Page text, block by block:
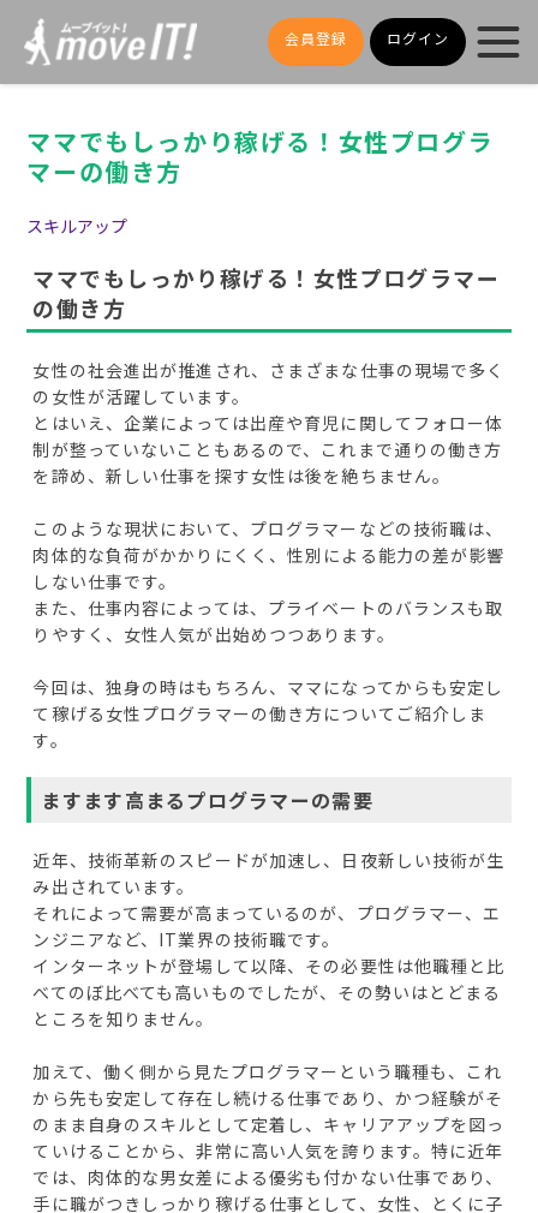
会員登録 ログイン
ママでもしっかり稼げる！女性プログラ
マーの働き方
スキルアップ
ママでもしっかり稼げる！女性プログラマー
の働き方
女性の社会進出が推進され、さまざまな仕事の現場で多く
の女性が活躍しています。
とはいえ、企業によっては出産や育児に関してフォロー体
制が整っていないこともあるので、これまで通りの働き方
を諦め、新しい仕事を探す女性は後を絶ちません。
このような現状において、プログラマーなどの技術職は、
肉体的な負荷がかかりにくく、性別による能力の差が影響
しない仕事です。
また、仕事内容によっては、プライベートのバランスも取
りやすく、女性人気が出始めつつあります。
今回は、独身の時はもちろん、ママになってからも安定し
て稼げる女性プログラマーの働き方についてご紹介しま
す。
ますます高まるプログラマーの需要
近年、技術革新のスピードが加速し、日夜新しい技術が生
み出されています。
それによって需要が高まっているのが、プログラマー、エ
ンジニアなど、IT業界の技術職です。
インターネットが登場して以降、その必要性は他職種と比
べてのぼ比べても高いものでしたが、その勢いはとどまる
ところを知りません。
加えて、働く側から見たプログラマーという職種も、これ
から先も安定して存在し続ける仕事であり、かつ経験がそ
のまま自身のスキルとして定着し、キャリアアップを図っ
ていけることから、非常に高い人気を誇ります。特に近年
では、肉体的な男女差による優劣も付かない仕事であり、
手に職がつきしっかり稼げる仕事として、女性、とくに子